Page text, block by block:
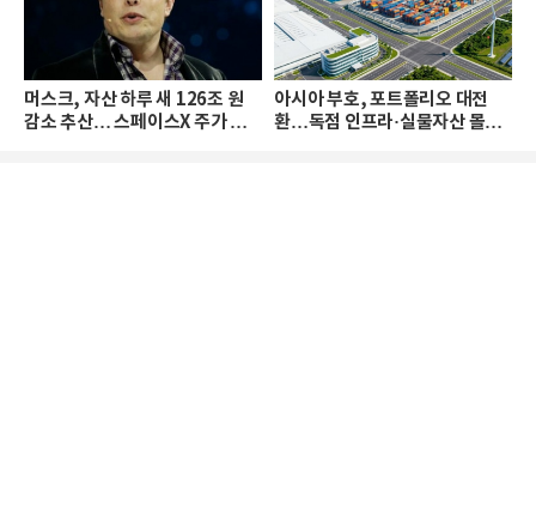
머스크, 자산 하루 새 126조 원
감소 추산… 스페이스X 주가 하
아시아 부호, 포트폴리오 대전
환…독점 인프라·실물자산 몰린